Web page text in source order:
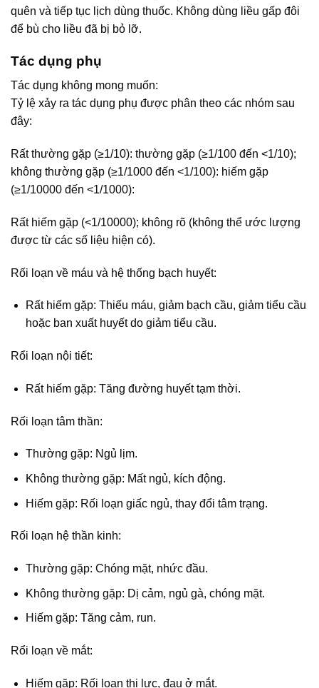
quên và tiếp tục lịch dùng thuốc. Không dùng liều gấp đôi
để bù cho liều đã bị bỏ lỡ.
Tác dụng phụ
Tác dụng không mong muốn:
Tỷ lệ xảy ra tác dụng phụ được phân theo các nhóm sau
đây:
Rất thường gặp (≥1/10): thường gặp (≥1/100 đến <1/10);
không thường gặp (≥1/1000 đến <1/100): hiếm gặp
(≥1/10000 đến <1/1000):
Rất hiếm gặp (<1/10000); không rõ (không thể ước lượng
được từ các số liệu hiện có).
Rối loạn về máu và hệ thống bạch huyết:
Rất hiếm gặp: Thiếu máu, giảm bạch cầu, giảm tiểu cầu
hoặc ban xuất huyết do giảm tiểu cầu.
Rổi loạn nội tiết:
Rất hiếm gặp: Tăng đường huyết tạm thời.
Rối loạn tâm thần:
Thường gặp: Ngủ lịm.
Không thường gặp: Mất ngủ, kích động.
Hiếm gặp: Rối loạn giấc ngủ, thay đổi tâm trạng.
Rối loạn hệ thần kinh:
Thường gặp: Chóng mặt, nhức đầu.
Không thường gặp: Dị cảm, ngủ gà, chóng mặt.
Hiếm gặp: Tăng cảm, run.
Rổi loạn về mắt:
Hiếm gặp: Rối loạn thị lực, đau ở mắt.